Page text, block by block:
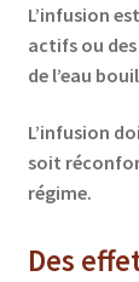
L’infusion
actifs ou
de l’eau
L’infusion
soit
régime.
Des